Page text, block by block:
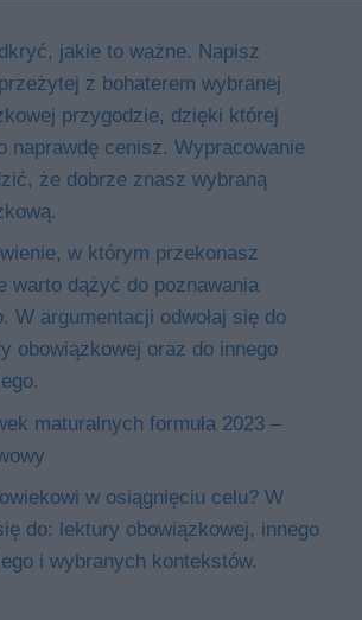
jakie to ważne. Napisz
z bohaterem wybranej
przygodzie, dzięki której
naprawdę cenisz. Wypracowanie
że dobrze znasz wybraną
w którym przekonasz
warto dążyć do poznawania
W argumentacji odwołaj się do
obowiązkowej oraz do innego
maturalnych formuła 2023 –
w osiągnięciu celu? W
do: lektury obowiązkowej, innego
i wybranych kontekstów.